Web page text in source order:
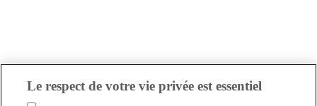
Le respect de votre vie privée est essentiel